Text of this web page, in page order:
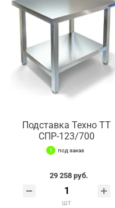
Подставка Техно ТТ
СПР-123/700
под заказ
29 258 руб.
шт